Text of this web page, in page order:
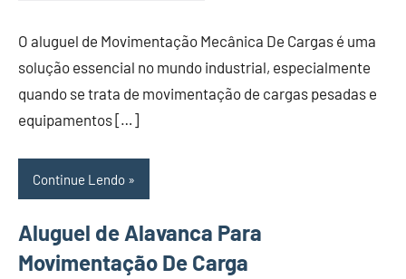
November
de
2023
O aluguel de Movimentação Mecânica De Cargas é uma
solução essencial no mundo industrial, especialmente
quando se trata de movimentação de cargas pesadas e
equipamentos […]
Continue Lendo
Aluguel de Alavanca Para
Movimentação De Carga